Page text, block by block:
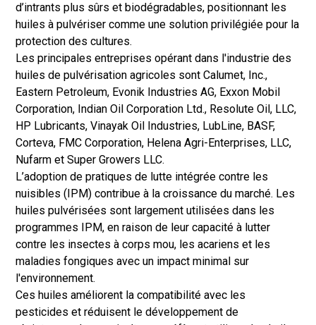
d’intrants plus sûrs et biodégradables, positionnant les
huiles à pulvériser comme une solution privilégiée pour la
protection des cultures.
Les principales entreprises opérant dans l'industrie des
huiles de pulvérisation agricoles sont Calumet, Inc.,
Eastern Petroleum, Evonik Industries AG, Exxon Mobil
Corporation, Indian Oil Corporation Ltd., Resolute Oil, LLC,
HP Lubricants, Vinayak Oil Industries, LubLine, BASF,
Corteva, FMC Corporation, Helena Agri-Enterprises, LLC,
Nufarm et Super Growers LLC.
L’adoption de pratiques de lutte intégrée contre les
nuisibles (IPM) contribue à la croissance du marché. Les
huiles pulvérisées sont largement utilisées dans les
programmes IPM, en raison de leur capacité à lutter
contre les insectes à corps mou, les acariens et les
maladies fongiques avec un impact minimal sur
l'environnement.
Ces huiles améliorent la compatibilité avec les
pesticides et réduisent le développement de